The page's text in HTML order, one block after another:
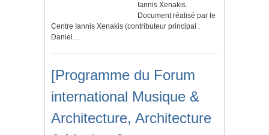
Iannis Xenakis.
Document réalisé par le
Centre Iannis Xenakis (contributeur principal :
Daniel…
[Programme du Forum
international Musique &
Architecture, Architecture